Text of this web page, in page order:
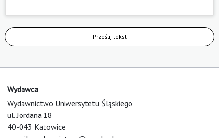
Prześlij tekst
Wydawca
Wydawnictwo Uniwersytetu Śląskiego
ul. Jordana 18
40-043 Katowice